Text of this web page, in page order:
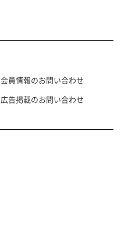
会員情報のお問い合わせ
広告掲載のお問い合わせ